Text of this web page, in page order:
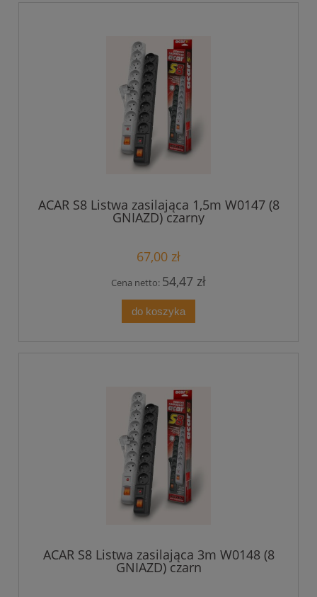
ACAR S8 Listwa zasilająca 1,5m W0147 (8
GNIAZD) czarny
67,00 zł
Cena netto: 54,47 zł
do koszyka
ACAR S8 Listwa zasilająca 3m W0148 (8
GNIAZD) czarn